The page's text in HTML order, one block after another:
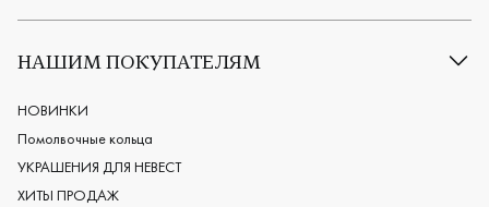
Все обручальные кольца
Европейские обручальные кольца
Мужские обручальные кольца
Женские обручальные кольца
Обручальные кольца из платины
Дизайнерские обручальные кольца
НАШИМ ПОКУПАТЕЛЯМ
НОВИНКИ
Помолвочные кольца
УКРАШЕНИЯ ДЛЯ НЕВЕСТ
ХИТЫ ПРОДАЖ